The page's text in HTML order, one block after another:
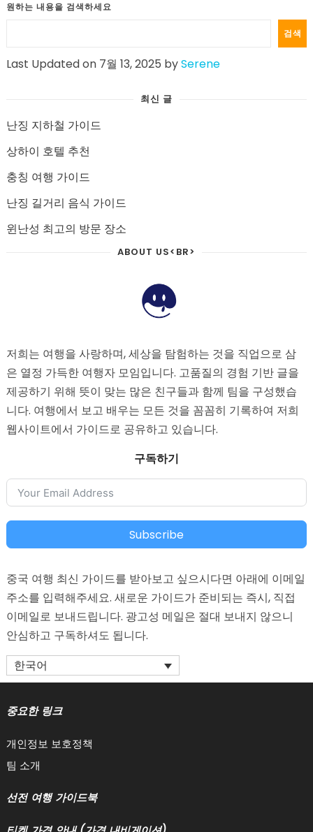
원하는 내용을 검색하세요
검색
Last Updated on 7월 13, 2025 bySerene
최신 글
난징 지하철 가이드
상하이 호텔 추천
충칭 여행 가이드
난징 길거리 음식 가이드
윈난성 최고의 방문 장소
ABOUT US<BR>
저희는 여행을 사랑하며, 세상을 탐험하는 것을 직업으로 삼
은 열정 가득한 여행자 모임입니다. 고품질의 경험 기반 글을
제공하기 위해 뜻이 맞는 많은 친구들과 함께 팀을 구성했습
니다. 여행에서 보고 배우는 모든 것을 꼼꼼히 기록하여 저희
웹사이트에서 가이드로 공유하고 있습니다.
구독하기
Subscribe
중국 여행 최신 가이드를 받아보고 싶으시다면 아래에 이메일
주소를 입력해주세요. 새로운 가이드가 준비되는 즉시, 직접
이메일로 보내드립니다. 광고성 메일은 절대 보내지 않으니
안심하고 구독하셔도 됩니다.
한국어
중요한 링크
개인정보 보호정책
팀 소개
선전 여행 가이드북